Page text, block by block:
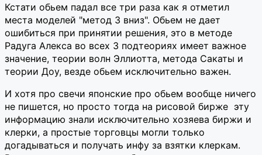
Кстати обьем падал все три раза как я отметил
места моделей "метод 3 вниз". Обьем не дает
ошибиться при принятии решения, это в методе
Радуга Алекса во всех 3 подтеориях имеет важное
значение, теории волн Эллиотта, метода Сакаты и
теории Доу, везде обьем исключительно важен.
И хотя про свечи японские про обьем вообще ничего
не пишется, но просто тогда на рисовой бирже эту
информацию знали исключительно хозяева биржи и
клерки, а простые торговцы могли только
догадываться и получать инфу за взятки клеркам.